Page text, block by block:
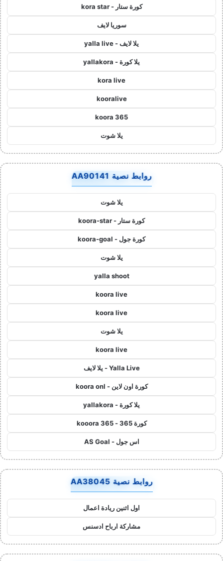
كورة ستار - kora star
سوريا لايف
يلا لايف - yalla live
يلا كورة - yallakora
kora live
kooralive
koora 365
يلا شوت
روابط نصية AA90141
يلا شوت
كورة ستار - koora-star
كورة جول - koora-goal
يلا شوت
yalla shoot
koora live
koora live
يلا شوت
koora live
Yalla Live - يلا لايف
كورة اون لاين - koora onl
يلا كورة - yallakora
كورة 365 - kooora 365
اس جول - AS Goal
روابط نصية AA38045
اول اثنين ريادة اعمال
مشاركة ارباح ادسنس